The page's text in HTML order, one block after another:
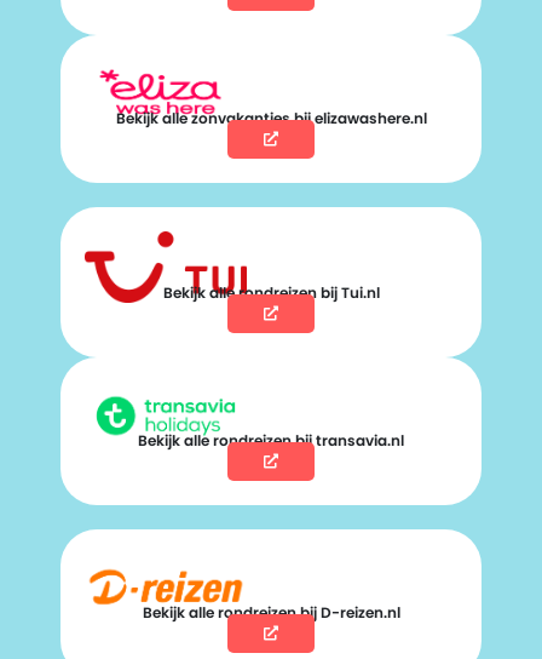
Bekijk alle zonvakanties bij elizawashere.nl
Bekijk alle rondreizen bij Tui.nl
Bekijk alle rondreizen bij transavia.nl
Bekijk alle rondreizen bij D-reizen.nl